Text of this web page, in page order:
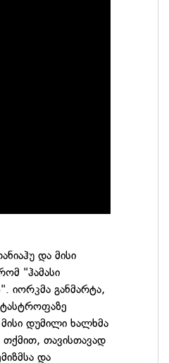
და მისი
"ჰამასი
იორკმა განმარტა,
დუმილი ხალხმა
თავისთავად
და